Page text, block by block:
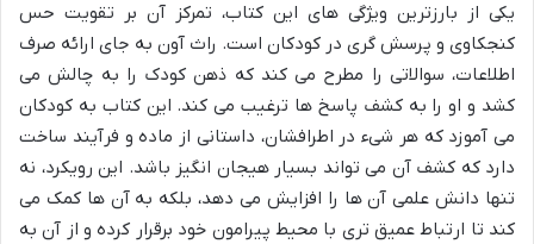
یکی از بارزترین ویژگی های این کتاب، تمرکز آن بر تقویت حس
کنجکاوی و پرسش گری در کودکان است. راث آون به جای ارائه صرف
اطلاعات، سوالاتی را مطرح می کند که ذهن کودک را به چالش می
کشد و او را به کشف پاسخ ها ترغیب می کند. این کتاب به کودکان
می آموزد که هر شیء در اطرافشان، داستانی از ماده و فرآیند ساخت
دارد که کشف آن می تواند بسیار هیجان انگیز باشد. این رویکرد، نه
تنها دانش علمی آن ها را افزایش می دهد، بلکه به آن ها کمک می
کند تا ارتباط عمیق تری با محیط پیرامون خود برقرار کرده و از آن به